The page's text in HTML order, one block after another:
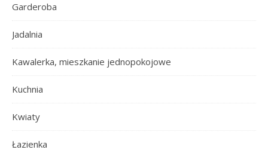
Garderoba
Jadalnia
Kawalerka, mieszkanie jednopokojowe
Kuchnia
Kwiaty
Łazienka